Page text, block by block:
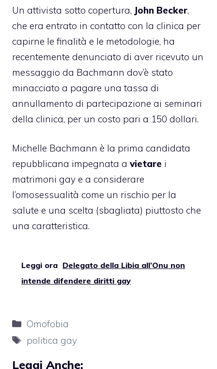
Un attivista sotto copertura, John Becker,
che era entrato in contatto con la clinica per
capirne le finalità e le metodologie, ha
recentemente denunciato di aver ricevuto un
messaggio da Bachmann dov’è stato
minacciato a pagare una tassa di
annullamento di partecipazione ai seminari
della clinica, per un costo pari a 150 dollari.
Michelle Bachmann è la prima candidata
repubblicana impegnata a vietare i
matrimoni gay e a considerare
l’omosessualità come un rischio per la
salute e una scelta (sbagliata) piuttosto che
una caratteristica.
Leggi ora Delegato della Libia all’Onu non
intende difendere diritti gay
Categorie
Omofobia
Tag
politica gay
Leggi Anche: